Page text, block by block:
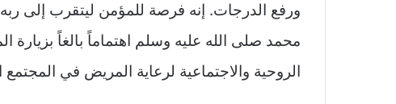
ورفع الدرجات. إنه فرصة للمؤمن ليتقرب إلى
محمد صلى الله عليه وسلم اهتماماً بالغاً بزيارة
الروحية والاجتماعية لرعاية المريض في